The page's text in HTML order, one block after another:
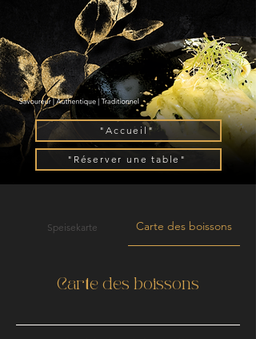
"Accueil"
"Réserver une table"
Speisekarte Carte des boissons
Carte des boissons